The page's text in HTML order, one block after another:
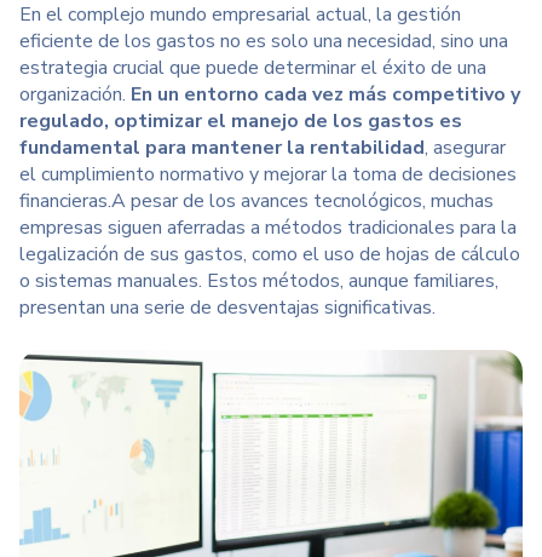
En el complejo mundo empresarial actual, la gestión
eficiente de los gastos no es solo una necesidad, sino una
estrategia crucial que puede determinar el éxito de una
organización. En un entorno cada vez más competitivo y
regulado, optimizar el manejo de los gastos es
fundamental para mantener la rentabilidad, asegurar
el cumplimiento normativo y mejorar la toma de decisiones
financieras.A pesar de los avances tecnológicos, muchas
empresas siguen aferradas a métodos tradicionales para la
legalización de sus gastos, como el uso de hojas de cálculo
o sistemas manuales. Estos métodos, aunque familiares,
presentan una serie de desventajas significativas.